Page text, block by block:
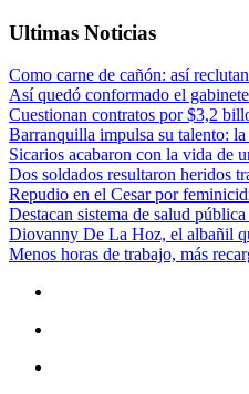
Ultimas Noticias
Como carne de cañón: así
Así quedó conformado el
Cuestionan contratos por $3,2
Barranquilla impulsa su talento:
Sicarios acabaron con la vida de
Dos soldados resultaron heridos
Repudio en el Cesar por
Destacan sistema de salud
Diovanny De La Hoz, el albañil
Menos horas de trabajo, más